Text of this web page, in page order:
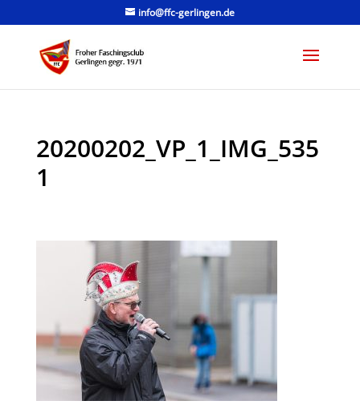
info@ffc-gerlingen.de
20200202_VP_1_IMG_535
1